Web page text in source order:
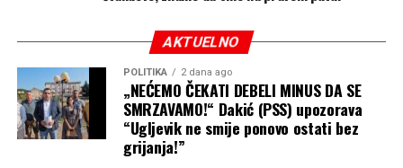
AKTUELNO
POLITIKA 2 dana ago
„NEĆEMO ČEKATI DEBELI MINUS DA SE
SMRZAVAMO!“ Dakić (PSS) upozorava
“Ugljevik ne smije ponovo ostati bez
grijanja!”